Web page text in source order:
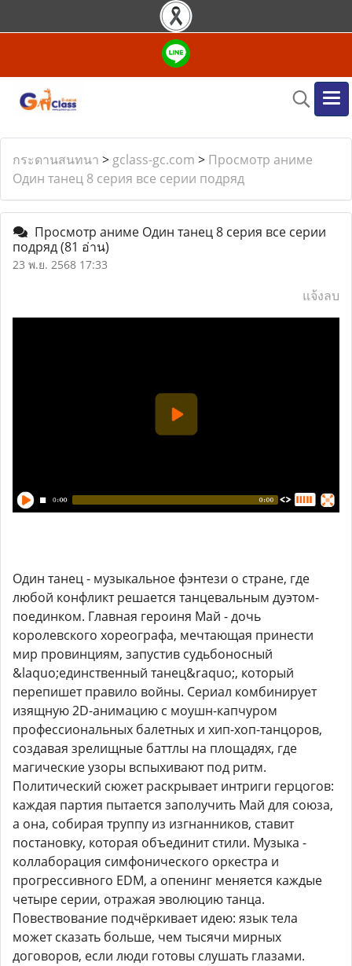
กระดานสนทนา > gclass-gc.com > Просмотр аниме
Один танец 8 серия все серии подряд
Просмотр аниме Один танец 8 серия все серии
подряд(81 อ่าน)
23 พ.ย. 2568 17:33
แจ้งลบ
Один танец - музыкальное фэнтези о стране, где
любой конфликт решается танцевальным дуэтом-
поединком. Главная героиня Май - дочь
королевского хореографа, мечтающая принести
мир провинциям, запустив судьбоносный
&laquo;единственный танец&raquo;, который
перепишет правило войны. Сериал комбинирует
изящную 2D-анимацию с моушн-капчуром
профессиональных балетных и хип-хоп-танцоров,
создавая зрелищные баттлы на площадях, где
магические узоры вспыхивают под ритм.
Политический сюжет раскрывает интриги герцогов:
каждая партия пытается заполучить Май для союза,
а она, собирая труппу из изгнанников, ставит
постановку, которая объединит стили. Музыка -
коллаборация симфонического оркестра и
прогрессивного EDM, а опенинг меняется каждые
четыре серии, отражая эволюцию танца.
Повествование подчёркивает идею: язык тела
может сказать больше, чем тысячи мирных
договоров, если люди готовы слушать глазами.